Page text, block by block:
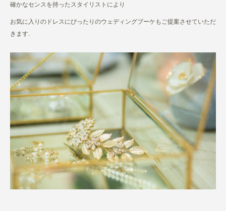
確かなセンスを持ったスタイリストにより
お気に入りのドレスにぴったりのウェディングブーケもご提案させていただ
きます.